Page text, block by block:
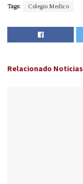
Tags: Colegio Medico
Relacionado Noticias